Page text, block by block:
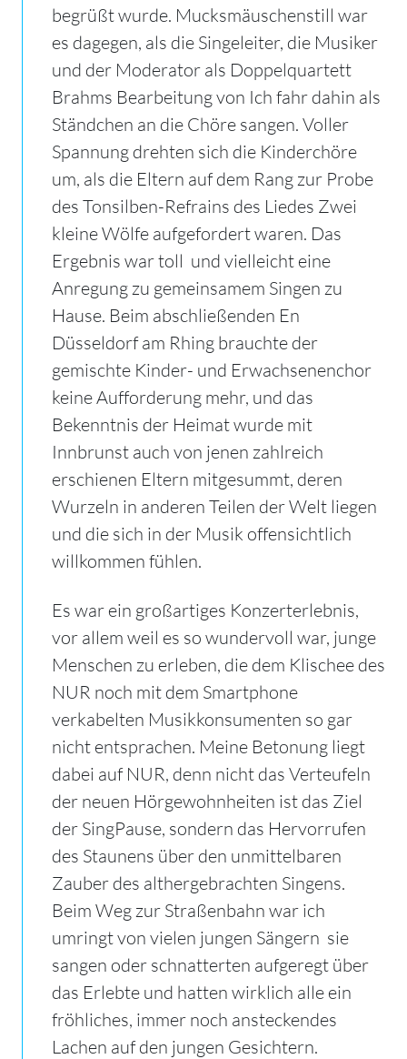
begrüßt wurde. Mucksmäuschenstill war
es dagegen, als die Singeleiter, die Musiker
und der Moderator als Doppelquartett
Brahms Bearbeitung von Ich fahr dahin als
Ständchen an die Chöre sangen. Voller
Spannung drehten sich die Kinderchöre
um, als die Eltern auf dem Rang zur Probe
des Tonsilben-Refrains des Liedes Zwei
kleine Wölfe aufgefordert waren. Das
Ergebnis war toll  und vielleicht eine
Anregung zu gemeinsamem Singen zu
Hause. Beim abschließenden En
Düsseldorf am Rhing brauchte der
gemischte Kinder- und Erwachsenenchor
keine Aufforderung mehr, und das
Bekenntnis der Heimat wurde mit
Innbrunst auch von jenen zahlreich
erschienen Eltern mitgesummt, deren
Wurzeln in anderen Teilen der Welt liegen
und die sich in der Musik offensichtlich
willkommen fühlen.
Es war ein großartiges Konzerterlebnis,
vor allem weil es so wundervoll war, junge
Menschen zu erleben, die dem Klischee des
NUR noch mit dem Smartphone
verkabelten Musikkonsumenten so gar
nicht entsprachen. Meine Betonung liegt
dabei auf NUR, denn nicht das Verteufeln
der neuen Hörgewohnheiten ist das Ziel
der SingPause, sondern das Hervorrufen
des Staunens über den unmittelbaren
Zauber des althergebrachten Singens.
Beim Weg zur Straßenbahn war ich
umringt von vielen jungen Sängern  sie
sangen oder schnatterten aufgeregt über
das Erlebte und hatten wirklich alle ein
fröhliches, immer noch ansteckendes
Lachen auf den jungen Gesichtern.